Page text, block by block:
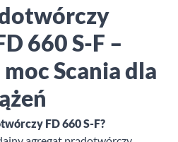
660 S-F –
Scania dla
FD 660 S-F?